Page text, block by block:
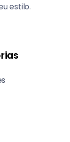
estilo.